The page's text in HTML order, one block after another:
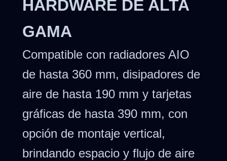
HARDWARE DE ALTA
GAMA
Compatible con radiadores AIO
de hasta 360 mm, disipadores de
aire de hasta 190 mm y tarjetas
gráficas de hasta 390 mm, con
opción de montaje vertical,
brindando espacio y flujo de aire